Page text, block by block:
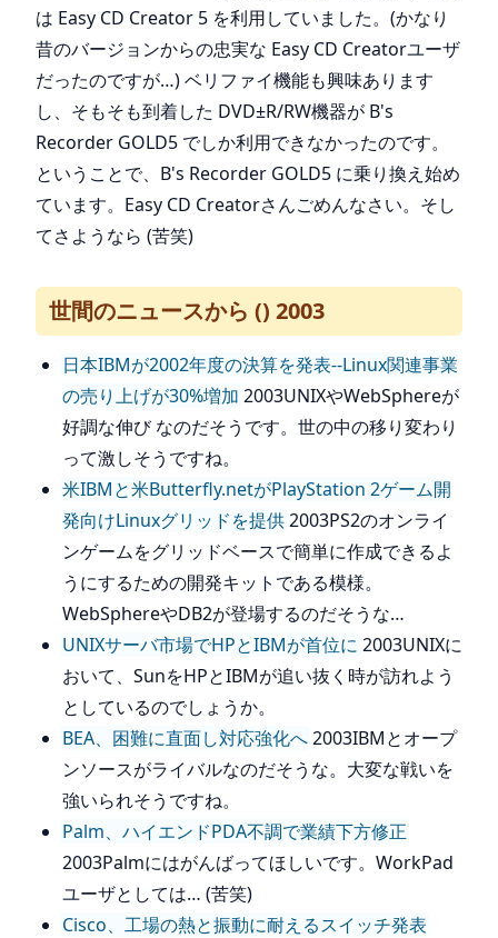
は Easy CD Creator 5 を利用していました。(かなり
昔のバージョンからの忠実な Easy CD Creatorユーザ
だったのですが…) ベリファイ機能も興味あります
し、そもそも到着した DVD±R/RW機器が B's
Recorder GOLD5 でしか利用できなかったのです。
ということで、B's Recorder GOLD5 に乗り換え始め
ています。Easy CD Creatorさんごめんなさい。そし
てさようなら (苦笑)
世間のニュースから () 2003
日本IBMが2002年度の決算を発表--Linux関連事業
の売り上げが30%増加 2003UNIXやWebSphereが
好調な伸び なのだそうです。世の中の移り変わり
って激しそうですね。
米IBMと米Butterfly.netがPlayStation 2ゲーム開
発向けLinuxグリッドを提供2003PS2のオンライ
ンゲームをグリッドベースで簡単に作成できるよ
うにするための開発キットである模様。
WebSphereやDB2が登場するのだそうな…
UNIXサーバ市場でHPとIBMが首位に 2003UNIXに
おいて、SunをHPとIBMが追い抜く時が訪れよう
としているのでしょうか。
BEA、困難に直面し対応強化へ2003IBMとオープ
ンソースがライバルなのだそうな。大変な戦いを
強いられそうですね。
Palm、ハイエンドPDA不調で業績下方修正
2003Palmにはがんばってほしいです。WorkPad
ユーザとしては… (苦笑)
Cisco、工場の熱と振動に耐えるスイッチ発表